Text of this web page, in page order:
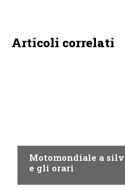
Articoli correlati
Motomondiale a
e gli orari